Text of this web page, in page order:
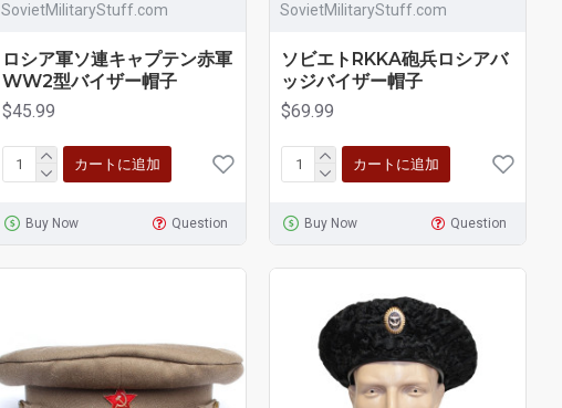
SovietMilitaryStuff.com
ロシア軍ソ連キャプテン赤軍
WW2型バイザー帽子
$45.99
カートに追加
Buy Now Question
SovietMilitaryStuff.com
ソビエトRKKA砲兵ロシアバ
ッジバイザー帽子
$69.99
カートに追加
Buy Now Question